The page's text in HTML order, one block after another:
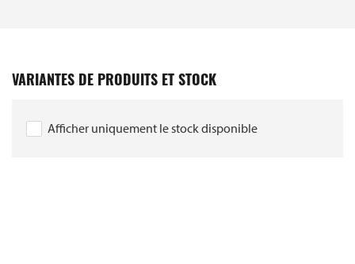
VARIANTES DE PRODUITS ET STOCK
Afficher uniquement le stock disponible